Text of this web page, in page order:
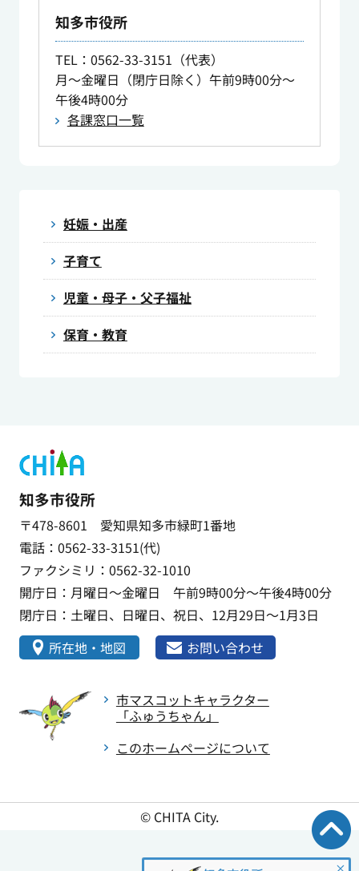
知多市役所
TEL：0562-33-3151（代表）
月～金曜日（閉庁日除く）午前9時00分～
午後4時00分
各課窓口一覧
妊娠・出産
子育て
児童・母子・父子福祉
保育・教育
知多市役所
〒478-8601 愛知県知多市緑町1番地
電話：0562-33-3151(代)
ファクシミリ：0562-32-1010
開庁日：月曜日～金曜日 午前9時00分～午後4時00分
閉庁日：土曜日、日曜日、祝日、12月29日～1月3日
所在地・地図
お問い合わせ
市マスコットキャラクター
「ふゅうちゃん」
このホームページについて
© CHITA City.